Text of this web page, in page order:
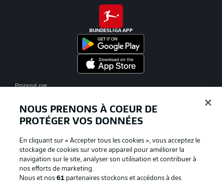
BUNDESLIGA APP
Proposé par
NOUS PRENONS À COEUR DE
PROTÉGER VOS DONNÉES
En cliquant sur « Accepter tous les cookies », vous acceptez le
stockage de cookies sur votre appareil pour améliorer la
navigation sur le site, analyser son utilisation et contribuer à
nos efforts de marketing.
Nous et nos 61partenaires stockons et accédons à des